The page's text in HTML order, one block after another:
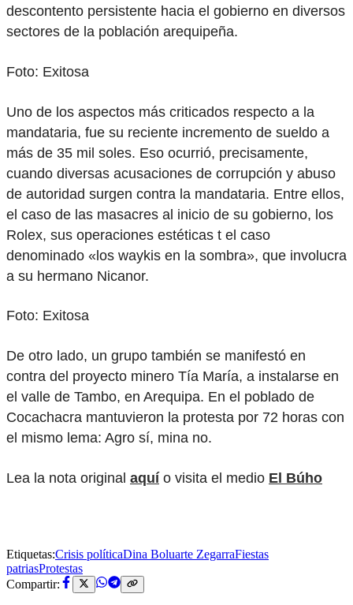
descontento persistente hacia el gobierno en diversos
sectores de la población arequipeña.
Foto: Exitosa
Uno de los aspectos más criticados respecto a la
mandataria, fue su reciente incremento de sueldo a
más de 35 mil soles. Eso ocurrió, precisamente,
cuando diversas acusaciones de corrupción y abuso
de autoridad surgen contra la mandataria. Entre ellos,
el caso de las masacres al inicio de su gobierno, los
Rolex, sus operaciones estéticas t el caso
denominado «los waykis en la sombra», que involucra
a su hermano Nicanor.
Foto: Exitosa
De otro lado, un grupo también se manifestó en
contra del proyecto minero Tía María, a instalarse en
el valle de Tambo, en Arequipa. En el poblado de
Cocachacra mantuvieron la protesta por 72 horas con
el mismo lema: Agro sí, mina no.
Lea la nota original aquío visita el medio El Búho
Etiquetas:Crisis políticaDina Boluarte ZegarraFiestas
patriasProtestas
Compartir: